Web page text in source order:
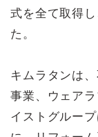
式を全て取得
た。
キムラタンは
事業、ウェア
イストグルー